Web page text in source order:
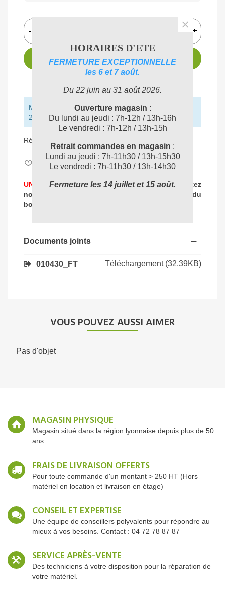
- +
AJOUTER AU PANIER
Montant restant pour obtenir la livraison gratuite :
250,00 € (HT)
Référence:
Aimer 0
UNE PROBLEMATIQUE DE NETTOYAGE ?Contactez
nos experts
le choix du
bon produit
Documents joints
010430_FT Téléchargement (32.39KB)
VOUS POUVEZ AUSSI AIMER
Pas d'objet
MAGASIN PHYSIQUE
Magasin situé dans la région lyonnaise depuis plus de 50
ans.
FRAIS DE LIVRAISON OFFERTS
Pour toute commande d'un montant > 250 HT (Hors
matériel en location et livraison en étage)
CONSEIL ET EXPERTISE
Une équipe de conseillers polyvalents pour répondre au
mieux à vos besoins. Contact : 04 72 78 87 87
SERVICE APRÈS-VENTE
Des techniciens à votre disposition pour la réparation de
votre matériel.
HORAIRES D'ETE
FERMETURE EXCEPTIONNELLE
les 6 et 7 août.
Du 22 juin au 31 août 2026.
Ouverture magasin :
Du lundi au jeudi : 7h-12h / 13h-16h
Le vendredi : 7h-12h / 13h-15h
Retrait commandes en magasin :
Lundi au jeudi : 7h-11h30 / 13h-15h30
Le vendredi : 7h-11h30 / 13h-14h30
Fermeture les 14 juillet et 15 août.
×